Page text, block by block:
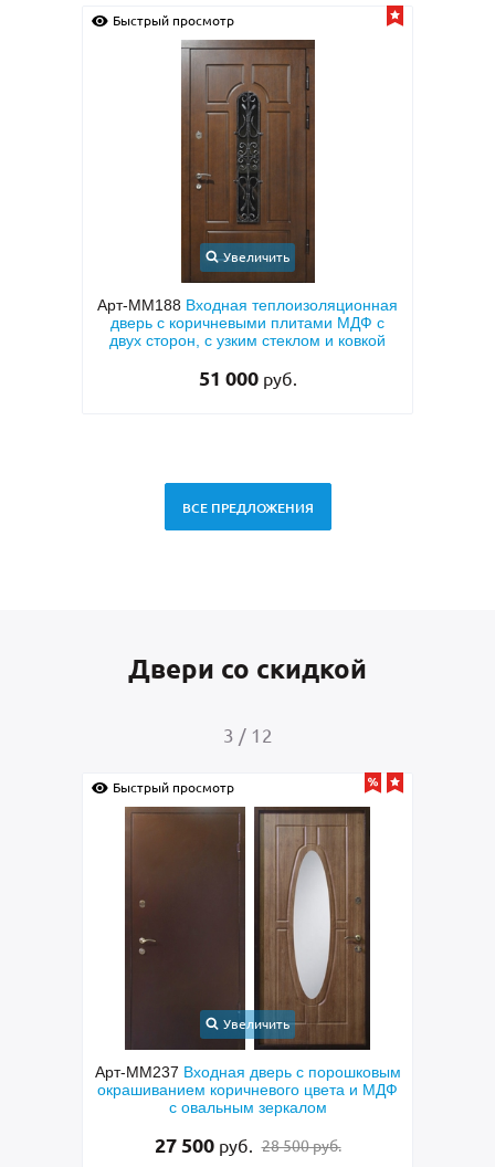
Быстрый просмотр
Увеличить
Арт-ММ1570Входная дверь с
металлофиленкой, бугельной ручкой и
темно-серым порошковым покрытием
45 000 руб.
ВСЕ ПРЕДЛОЖЕНИЯ
Двери со скидкой
4 / 12
Быстрый просмотр
Увеличить
Арт-ММ265 Полуторастворчатая входная
дверь с боковой вставкой, порошковым
синим покрытием, ручкой-скобой,
48 500 руб. 49 500 руб.